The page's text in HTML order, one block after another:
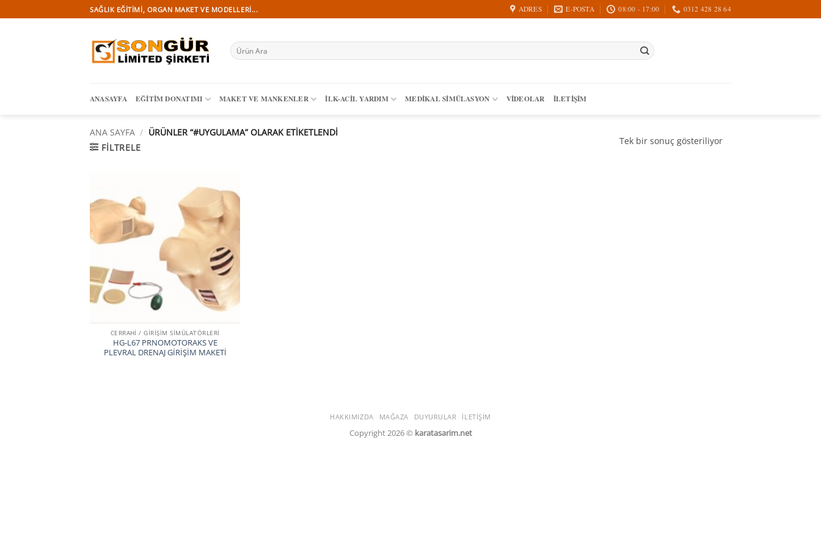
atla
SAĞLIK EĞITIMI, ORGAN MAKET VE MODELLERI... ADRES E-POSTA 08:00 - 17:00 0312 428 28 64
Ara:
ANASAYFA EĞITIM DONATIMI MAKET VE MANKENLER İLK-ACIL YARDIM MEDIKAL SIMÜLASYON VİDEOLAR İLETIŞIM
ANA SAYFA / ÜRÜNLER “#UYGULAMA” OLARAK ETIKETLENDI
FILTRELE
Tek bir sonuç gösteriliyor
CERRAHİ / GİRİŞİM SİMÜLATÖRLERİ
HG-L67 PRNOMOTORAKS VE
PLEVRAL DRENAJ GİRİŞİM MAKETİ
HAKKIMIZDA MAĞAZA DUYURULAR İLETIŞIM
Copyright 2026 © karatasarim.net